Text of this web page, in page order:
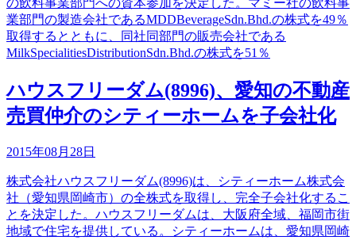
の飲料事業部門への資本参加を決定した。マミー社の飲料事
業部門の製造会社であるMDDBeverageSdn.Bhd.の株式を49％
取得するとともに、同社同部門の販売会社である
MilkSpecialitiesDistributionSdn.Bhd.の株式を51％
ハウスフリーダム(8996)、愛知の不動産
売買仲介のシティーホームを子会社化
2015年08月28日
株式会社ハウスフリーダム(8996)は、シティーホーム株式会
社（愛知県岡崎市）の全株式を取得し、完全子会社化するこ
とを決定した。ハウスフリーダムは、大阪府全域、福岡市街
地域で住宅を提供している。シティーホームは、愛知県岡崎